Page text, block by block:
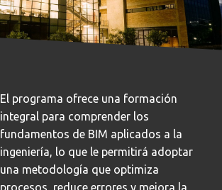
El programa ofrece una formación
integral para comprender los
fundamentos de BIM aplicados a la
ingeniería, lo que le permitirá adoptar
una metodología que optimiza
procesos, reduce errores y mejora la